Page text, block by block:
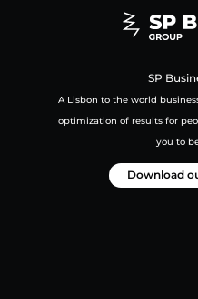
SP
A Lisbon to the world
optimization of results for
you to
Download